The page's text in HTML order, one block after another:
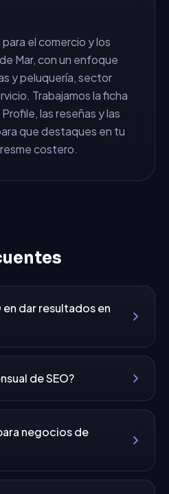
el comercio y los
Mar, con un enfoque
y peluquería, sector
Trabajamos la ficha
las reseñas y las
que destaques en tu
costero.
en dar resultados en
de SEO?
negocios de